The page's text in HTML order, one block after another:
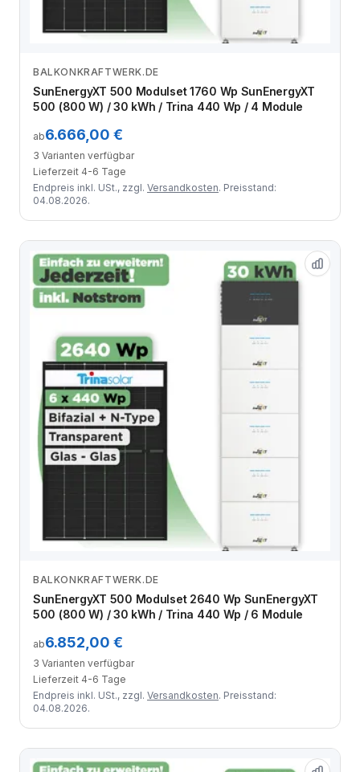
Zum Angebot
BALKONKRAFTWERK.DE
SunEnergyXT 500 Modulset 1760 Wp SunEnergyXT
500 (800 W) / 30 kWh / Trina 440 Wp / 4 Module
ab6.666,00 €
3 Varianten verfügbar
Lieferzeit 4-6 Tage
Endpreis inkl. USt., zzgl. Versandkosten. Preisstand:
04.08.2026.
Zum Angebot
BALKONKRAFTWERK.DE
SunEnergyXT 500 Modulset 2640 Wp SunEnergyXT
500 (800 W) / 30 kWh / Trina 440 Wp / 6 Module
ab6.852,00 €
3 Varianten verfügbar
Lieferzeit 4-6 Tage
Endpreis inkl. USt., zzgl. Versandkosten. Preisstand:
04.08.2026.